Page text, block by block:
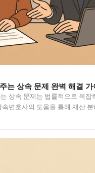
는 상속 문제 완벽 해결 가
상속 문제는 법률적으로 복잡
변호사의 도움을 통해 재산
하는 방법을 알려드릴게요…